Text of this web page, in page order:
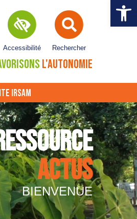
Ouvrir
Rechercher
Accessibilité
L'AUTONOMIE
IRSAM
ACTUS
BIENVENUE